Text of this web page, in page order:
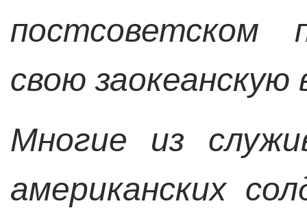
постсоветском
свою заокеанскую
Многие из
американских